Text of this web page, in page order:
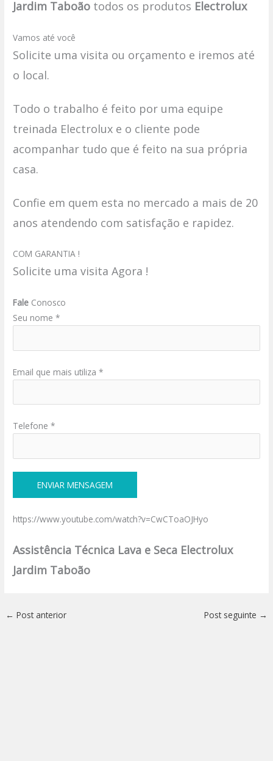
Jardim Taboão todos os produtos Electrolux
Vamos até você
Solicite uma visita ou orçamento e iremos até
o local.
Todo o trabalho é feito por uma equipe
treinada Electrolux e o cliente pode
acompanhar tudo que é feito na sua própria
casa.
Confie em quem esta no mercado a mais de 20
anos atendendo com satisfação e rapidez.
COM GARANTIA !
Solicite uma visita Agora !
Fale Conosco
Seu nome *
Email que mais utiliza *
Telefone *
https://www.youtube.com/watch?v=CwCToaOJHyo
Assistência Técnica Lava e Seca Electrolux
Jardim Taboão
← Post anterior Post seguinte →